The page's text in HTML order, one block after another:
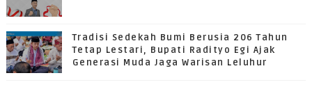
Tradisi Sedekah Bumi Berusia 206 Tahun
Tetap Lestari, Bupati Radityo Egi Ajak
Generasi Muda Jaga Warisan Leluhur